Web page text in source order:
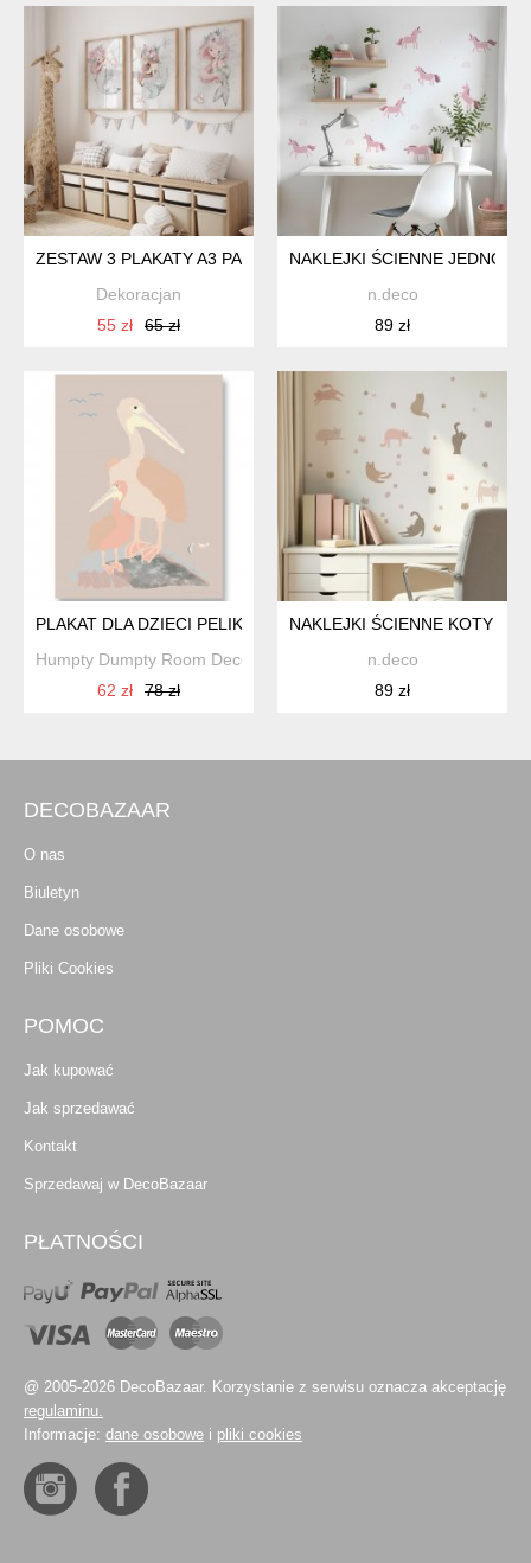
ZESTAW 3 PLAKATY A3 PASTELOWE SYRENKI NR.2
Dekoracjan
55 zł
65 zł
NAKLEJKI ŚCIENNE
n.deco
89 zł
PLAKAT DLA DZIECI PELIKAN (PELICAN LOVE))
Humpty Dumpty Room Decoration
62 zł
78 zł
NAKLEJKI ŚCIENNE KOTY –
n.deco
89 zł
DECOBAZAAR
O nas
Biuletyn
Dane osobowe
Pliki Cookies
POMOC
Jak kupować
Jak sprzedawać
Kontakt
Sprzedawaj w DecoBazaar
PŁATNOŚCI
@ 2005-2026 DecoBazaar. Korzystanie z serwisu oznacza akceptację
regulaminu.
Informacje: dane osobowe i pliki cookies